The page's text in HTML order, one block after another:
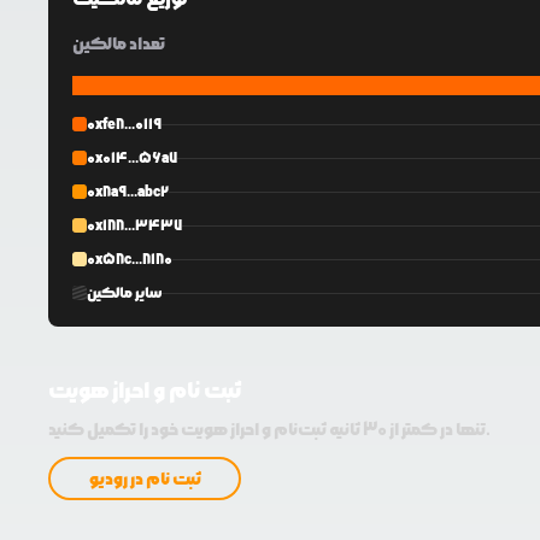
تعداد مالکین
0xfe8...0119
0x014...56a7
0x8a9...abc2
0x188...3437
0x58c...8180
سایر مالکین
تنها در کمتر از 30 ثانیه ثبت‌نام و احراز هویت خود را تکمیل کنید.
ثبت نام در رودیو